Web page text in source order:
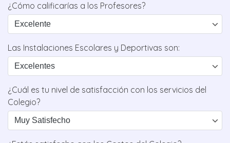
¿Cómo calificarías a los Profesores?
Las Instalaciones Escolares y Deportivas son:
¿Cuál es tu nivel de satisfacción con los servicios del
Colegio?